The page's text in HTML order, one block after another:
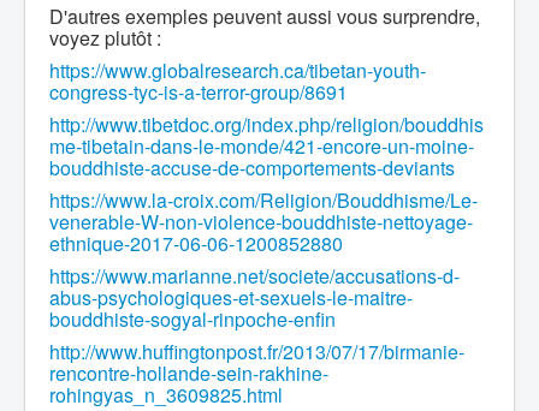
D'autres exemples peuvent aussi vous surprendre,
voyez plutôt :
https://www.globalresearch.ca/tibetan-youth-
congress-tyc-is-a-terror-group/8691
http://www.tibetdoc.org/index.php/religion/bouddhis
me-tibetain-dans-le-monde/421-encore-un-moine-
bouddhiste-accuse-de-comportements-deviants
https://www.la-croix.com/Religion/Bouddhisme/Le-
venerable-W-non-violence-bouddhiste-nettoyage-
ethnique-2017-06-06-1200852880
https://www.marianne.net/societe/accusations-d-
abus-psychologiques-et-sexuels-le-maitre-
bouddhiste-sogyal-rinpoche-enfin
http://www.huffingtonpost.fr/2013/07/17/birmanie-
rencontre-hollande-sein-rakhine-
rohingyas_n_3609825.html